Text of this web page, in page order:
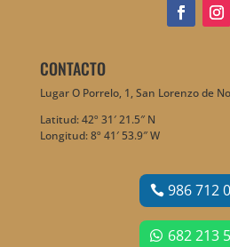
CONTACTO
Lugar O Porrelo, 1, San Lorenzo de
Latitud: 42º 31′ 21.5″ N
Longitud: 8º 41′ 53.9″ W
986 712
682 213